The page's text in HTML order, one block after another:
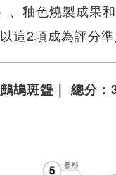
、釉色燒製成果
這2項成為評分準
鴣斑盌｜ 總分：